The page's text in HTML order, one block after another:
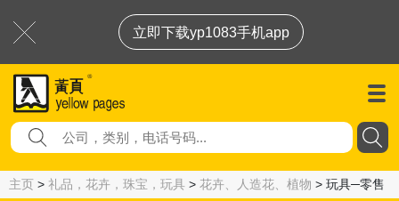
立即下载yp1083手机app
主页 > 礼品，花卉，珠宝，玩具 > 花卉、人造花、植物 > 玩具─零售